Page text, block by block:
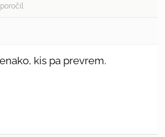
kis pa prevrem.